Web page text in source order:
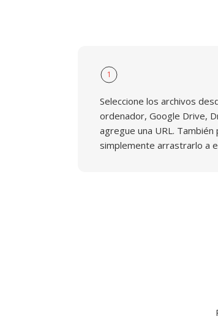
1
Seleccione los archivos
ordenador, Google Drive,
agregue una URL. También
simplemente arrastrarlo a